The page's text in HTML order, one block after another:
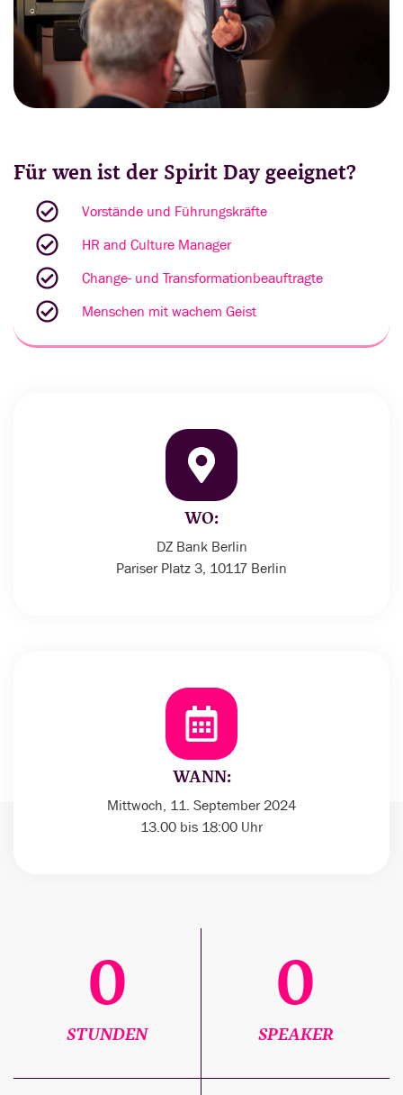
Für wen ist der Spirit Day geeignet?
Vorstände und Führungskräfte
HR and Culture Manager
Change- und Transformationbeauftragte
Menschen mit wachem Geist
WO:
DZ Bank Berlin
Pariser Platz 3, 10117 Berlin
WANN:
Mittwoch, 11. September 2024
13.00 bis 18:00 Uhr
STUNDEN
0
SPEAKER
0